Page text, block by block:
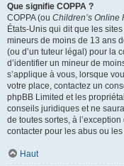
Que signifie COPPA ?
COPPA (ou Children’s Online
États-Unis qui dit que les
mineurs de moins de 13 ans
(ou d’un tuteur légal) pour la
d’identifier un mineur de
s’applique à vous, lorsque
votre place, contactez un
phpBB Limited et les
conseils juridiques et ne
de toutes sortes, à
contacter pour les abus ou
Haut